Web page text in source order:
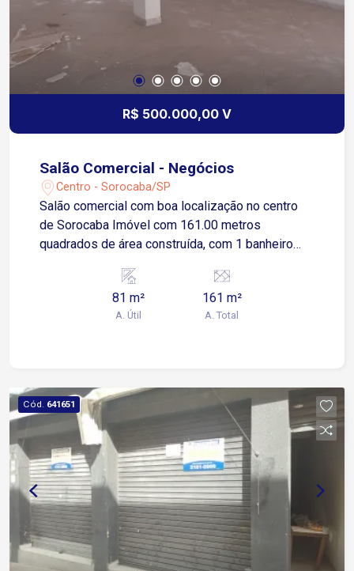
R$ 500.000,00 V
Salão Comercial - Negócios
Centro - Sorocaba/SP
Salão comercial com boa localização no centro
de Sorocaba Imóvel com 161.00 metros
quadrados de área construída, com 1 banheiro
81 m²
A. Útil
161 m²
A. Total
Cód. 641651